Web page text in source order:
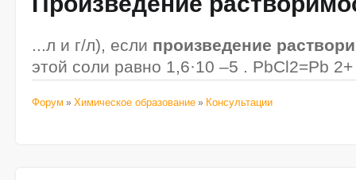
...л и г/л), если произведение
этой соли равно 1,6·10 –5 . PbCl2=Pb
Форум » Химическое образование » Консультации